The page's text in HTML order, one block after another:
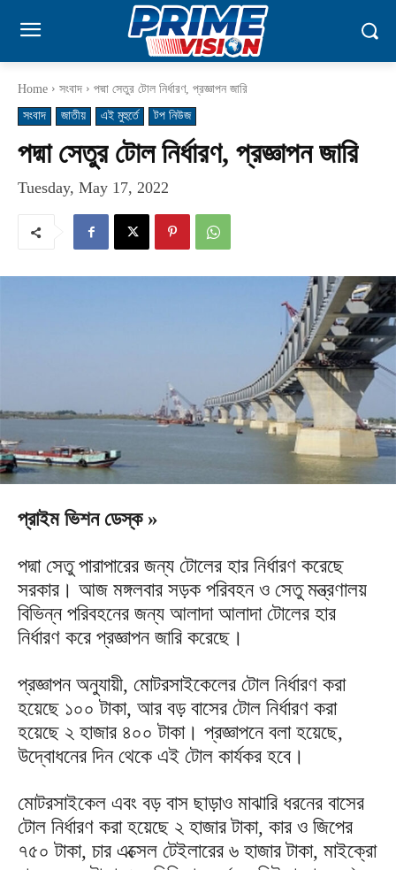
Home সংবাদ
পদ্মা সেতুর টোল নির্ধারণ, প্রজ্ঞাপন জারি
সংবাদ
জাতীয় এই মুহুর্তে টপ নিউজ
পদ্মা সেতুর টোল নির্ধারণ, প্রজ্ঞাপন জারি
Tuesday, May 17, 2022
প্রাইম ভিশন ডেস্ক »
পদ্মা সেতু পারাপারের জন্য টোলের হার নির্ধারণ করেছে
সরকার। আজ মঙ্গলবার সড়ক পরিবহন ও সেতু মন্ত্রণালয়
বিভিন্ন পরিবহনের জন্য আলাদা আলাদা টোলের হার
নির্ধারণ করে প্রজ্ঞাপন জারি করেছে।
প্রজ্ঞাপন অনুযায়ী, মোটরসাইকেলের টোল নির্ধারণ করা
হয়েছে ১০০ টাকা, আর বড় বাসের টোল নির্ধারণ করা
হয়েছে ২ হাজার ৪০০ টাকা। প্রজ্ঞাপনে বলা হয়েছে,
উদ্বোধনের দিন থেকে এই টোল কার্যকর হবে।
মোটরসাইকেল এবং বড় বাস ছাড়াও মাঝারি ধরনের বাসের
টোল নির্ধারণ করা হয়েছে ২ হাজার টাকা, কার ও জিপের
৭৫০ টাকা, চার এক্সেল টেইলারের ৬ হাজার টাকা, মাইক্রো